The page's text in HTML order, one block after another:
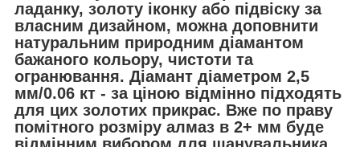
ладанку, золоту іконку або підвіску за
власним дизайном, можна доповнити
натуральним природним діамантом
бажаного кольору, чистоти та
огранювання. Діамант діаметром 2,5
мм/0.06 кт - за ціною відмінно підходять
для цих золотих прикрас. Вже по праву
помітного розміру алмаз в 2+ мм буде